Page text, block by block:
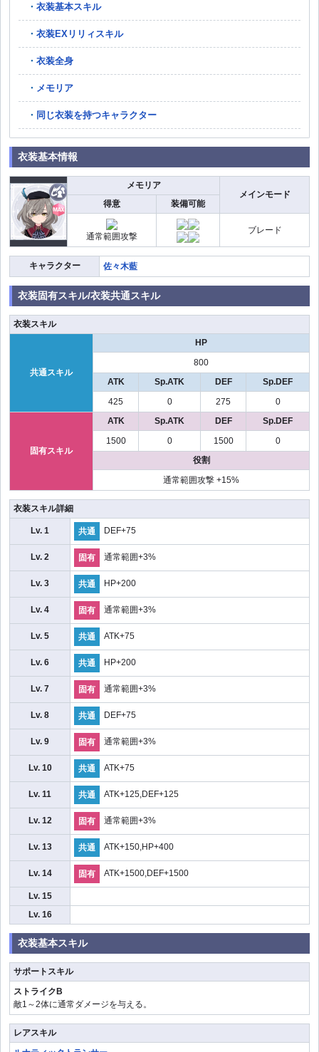
衣装基本スキル
衣装EXリリィスキル
衣装全身
メモリア
同じ衣装を持つキャラクター
衣装基本情報
メモリア
メインモード
得意
装備可能
通常範囲攻撃
ブレード
キャラクター 佐々木藍
衣装固有スキル/衣装共通スキル
衣装スキル
共通スキル
HP
800
ATK
Sp.ATK DEF
Sp.DEF
425
0 275 0
固有スキル
ATK Sp.ATK DEF
Sp.DEF
1500
0 1500
0
役割
通常範囲攻撃 +15%
衣装スキル詳細
Lv. 1 共通 DEF+75
Lv. 2 固有 通常範囲+3%
Lv. 3 共通 HP+200
Lv. 4 固有 通常範囲+3%
Lv. 5 共通 ATK+75
Lv. 6 共通 HP+200
Lv. 7 固有 通常範囲+3%
Lv. 8 共通 DEF+75
Lv. 9 固有 通常範囲+3%
Lv. 10 共通 ATK+75
Lv. 11 共通 ATK+125,DEF+125
Lv. 12 固有 通常範囲+3%
Lv. 13 共通 ATK+150,HP+400
Lv. 14 固有 ATK+1500,DEF+1500
Lv. 15
Lv. 16
衣装基本スキル
サポートスキル
ストライクB
敵1～2体に通常ダメージを与える。
レアスキル